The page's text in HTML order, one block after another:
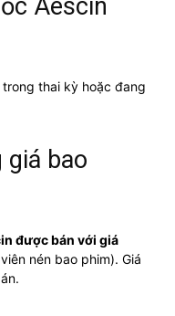
Aescin
thai kỳ hoặc đang
giá bao
được bán với giá
nén bao phim). Giá